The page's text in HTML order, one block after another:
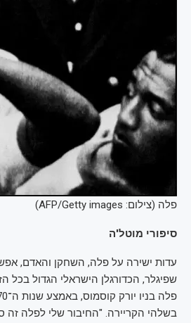
פלה (צילום: AFP/Getty images)
סיפורי מוטל'ה
עדות ישירה על פלה, השחקן והאדם,
שפיגלר, הכדורגלן הישראלי הגדול בכל
בשלהי הקריירה. "החיבור שלי לפלה זה